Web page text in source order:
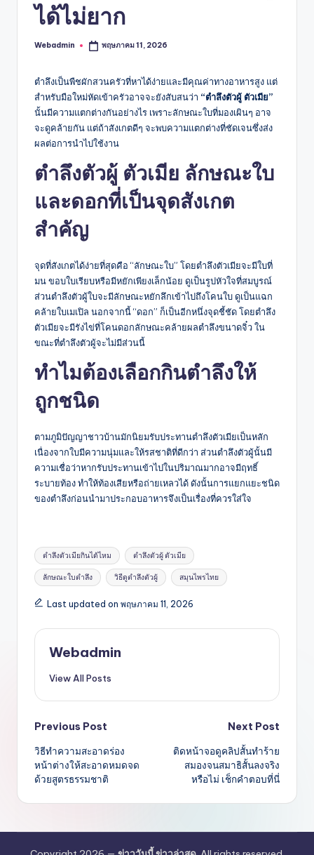
ได้ไม่ยาก
Posted
Webadmin พฤษภาคม 11, 2026
ตำลึงเป็นพืชผักสวนครัวที่หาได้ง่ายและมีคุณค่าทางอาหารสูง แต่
สำหรับมือใหม่หัดเข้าครัวอาจจะยังสับสนว่า “ตำลึงตัวผู้ ตัวเมีย”
นั้นมีความแตกต่างกันอย่างไร เพราะลักษณะใบที่มองเผินๆ อาจ
จะดูคล้ายกัน แต่ถ้าสังเกตดีๆ จะพบความแตกต่างที่ชัดเจนซึ่งส่ง
ผลต่อการนำไปใช้งาน
ตําลึงตัวผู้ ตัวเมีย ลักษณะใบ
และดอกที่เป็นจุดสังเกต
สำคัญ
จุดที่สังเกตได้ง่ายที่สุดคือ “ลักษณะใบ” โดยตำลึงตัวเมียจะมีใบที่
มน ขอบใบเรียบหรือมีหยักเพียงเล็กน้อย ดูเป็นรูปหัวใจที่สมบูรณ์
ส่วนตำลึงตัวผู้ใบจะมีลักษณะหยักลึกเข้าไปถึงโคนใบ ดูเป็นแฉก
คล้ายใบเมเปิล นอกจากนี้ “ดอก” ก็เป็นอีกหนึ่งจุดชี้ชัด โดยตำลึง
ตัวเมียจะมีรังไข่ที่โคนดอกลักษณะคล้ายผลตำลึงขนาดจิ๋ว ใน
ขณะที่ตำลึงตัวผู้จะไม่มีส่วนนี้
ทำไมต้องเลือกกินตำลึงให้
ถูกชนิด
ตามภูมิปัญญาชาวบ้านมักนิยมรับประทานตำลึงตัวเมียเป็นหลัก
เนื่องจากใบมีความนุ่มและให้รสชาติที่ดีกว่า ส่วนตำลึงตัวผู้นั้นมี
ความเชื่อว่าหากรับประทานเข้าไปในปริมาณมากอาจมีฤทธิ์
ระบายท้อง ทำให้ท้องเสียหรือถ่ายเหลวได้ ดังนั้นการแยกแยะชนิด
ของตำลึงก่อนนำมาประกอบอาหารจึงเป็นเรื่องที่ควรใส่ใจ
Tags:
ตำลึงตัวเมียกินได้ไหม ตําลึงตัวผู้ ตัวเมีย
ลักษณะใบตำลึง วิธีดูตำลึงตัวผู้ สมุนไพรไทย
Last updated on พฤษภาคม 11, 2026
Webadmin
View All Posts
Post
navigation
Previous Post
วิธีทำความสะอาดร่อง
หน้าต่างให้สะอาดหมดจด
ด้วยสูตรธรรมชาติ
Next Post
ติดหน้าจอดูคลิปสั้นทำร้าย
สมองจนสมาธิสั้นลงจริง
หรือไม่ เช็กคำตอบที่นี่